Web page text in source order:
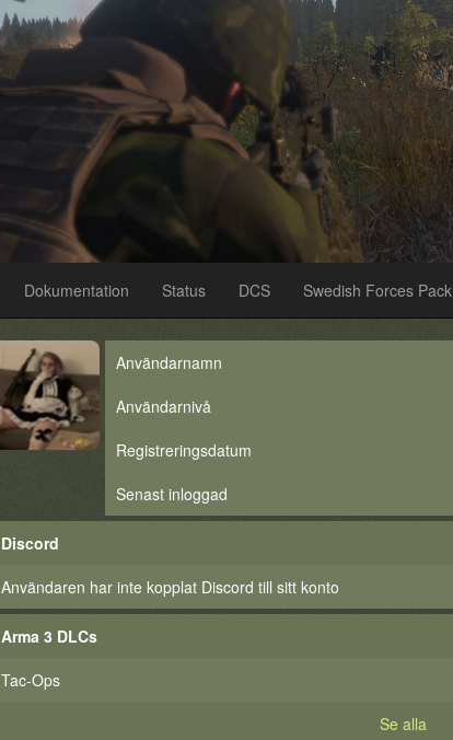
Dokumentation Status DCS Swedish Forces Pack
Användarnamn
Användarnivå
Registreringsdatum
Senast inloggad
Discord
Användaren har inte kopplat Discord till sitt konto
Arma 3 DLCs
Tac-Ops
Se alla